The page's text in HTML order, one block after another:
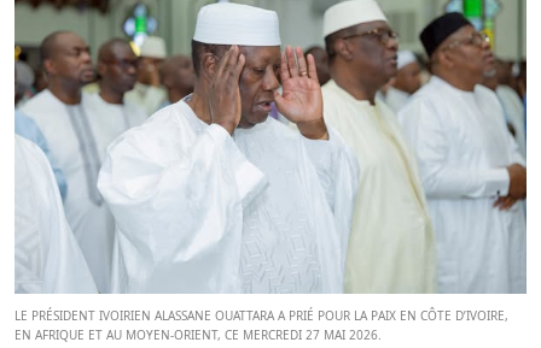
LE PRÉSIDENT IVOIRIEN ALASSANE OUATTARA A PRIÉ POUR LA PAIX EN CÔTE D’IVOIRE,
EN AFRIQUE ET AU MOYEN-ORIENT, CE MERCREDI 27 MAI 2026.